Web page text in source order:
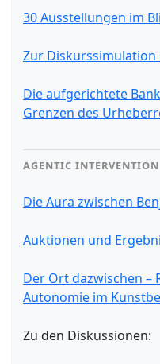
30 Ausstellungen im
Zur
Die aufgerichtete
Grenzen des
AGENTIC INTERVENTION
Die Aura zwischen
Auktionen und
Der Ort dazwischen –
Autonomie im
Zu den Diskussionen: